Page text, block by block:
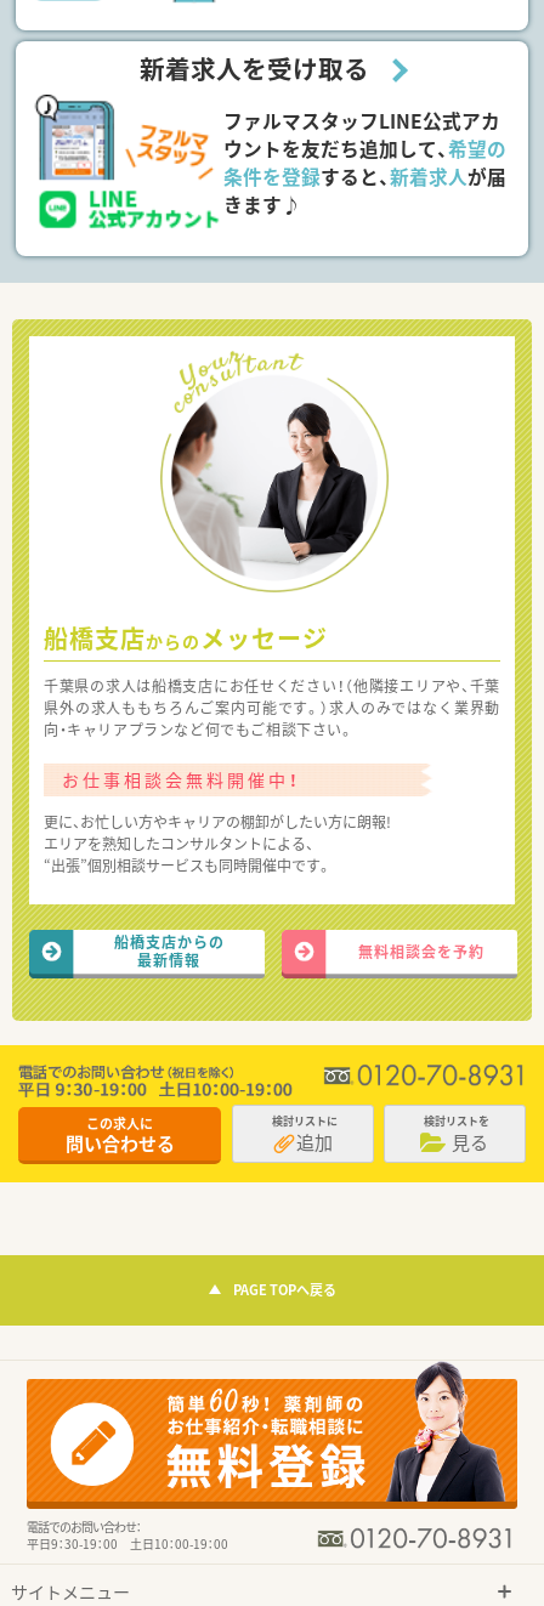
新着求人を受け取る
ファルマスタッフLINE公式アカ
ウントを友だち追加して、希望の
条件を登録すると、新着求人が届
きます♪
船橋支店からの メッセージ
千葉県の求人は船橋支店にお任せください！（他隣接エリアや、千葉
県外の求人ももちろんご案内可能です。）求人のみではなく業界動
向・キャリアプランなど何でもご相談下さい。
お仕事相談会無料開催中！
更に、お忙しい方やキャリアの棚卸がしたい方に朗報!
エリアを熟知したコンサルタントによる、
“出張”個別相談サービスも同時開催中です。
船橋支店からの
最新情報
無料相談会を予約
この求人に
問い合わせる
検討リストに
追加
検討リストを
見る
PAGE TOPへ戻る
電話でのお問い合わせ：
平日9：30-19：00 土日10：00-19：00
サイトメニュー